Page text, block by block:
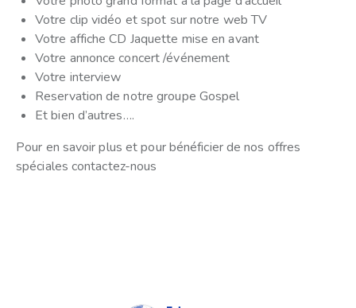
Votre clip vidéo et spot sur notre web TV
Votre affiche CD Jaquette mise en avant
Votre annonce concert /événement
Votre interview
Reservation de notre groupe Gospel
Et bien d’autres….
Pour en savoir plus et pour bénéficier de nos offres
spéciales contactez-nous